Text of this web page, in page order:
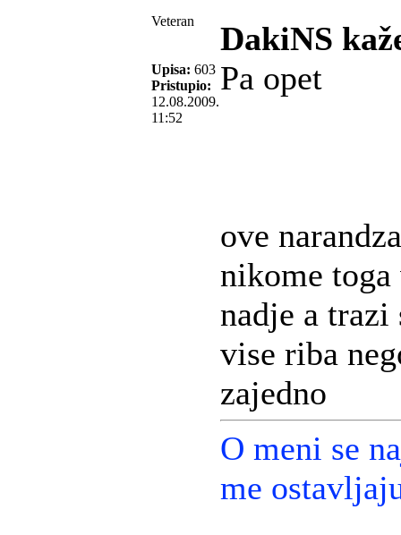
Veteran
Upisa: 603
Pristupio:
12.08.2009.
11:52
DakiNS
Pa opet
ove
nikome toga
nadje a trazi
vise riba
zajedno
O meni se
me